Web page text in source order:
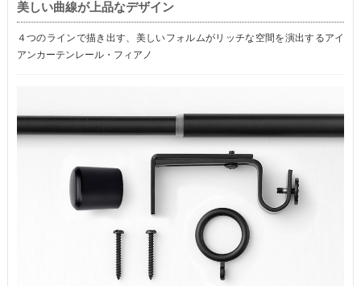
美しい曲線が上品なデザイン
４つのラインで描き出す、美しいフォルムがリッチな空間を演出するアイ
アンカーテンレール・フィアノ